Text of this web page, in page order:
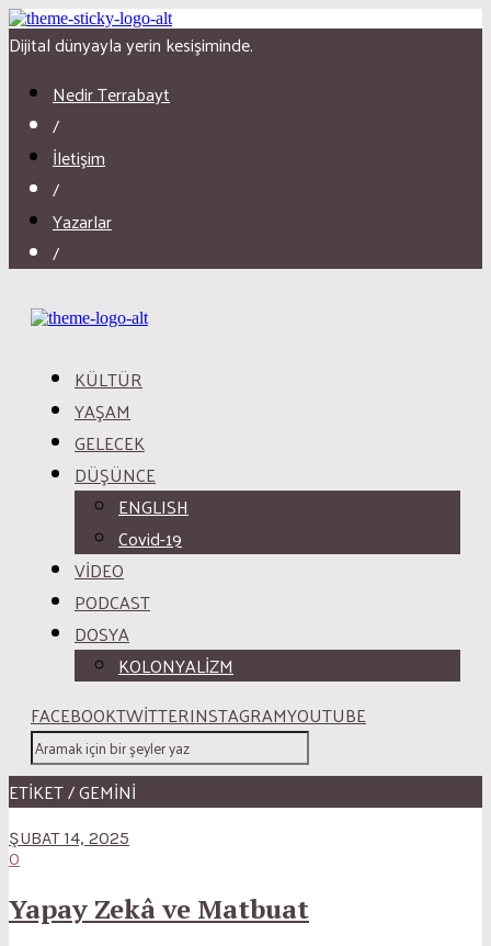
Dijital dünyayla yerin kesişiminde.
Nedir Terrabayt
/
İletişim
/
Yazarlar
/
KÜLTÜR
YAŞAM
GELECEK
DÜŞÜNCE
ENGLISH
Covid-19
VİDEO
PODCAST
DOSYA
KOLONYALİZM
FACEBOOKTWITTERINSTAGRAMYOUTUBE
ETİKET / GEMINI
ŞUBAT 14, 2025
0
Yapay Zekâ ve Matbuat